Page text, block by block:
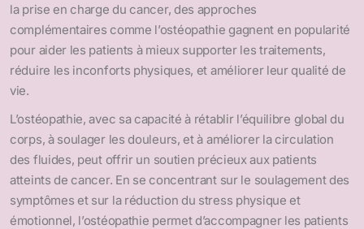
la prise en charge du cancer, des approches
complémentaires comme l’ostéopathie gagnent en popularité
pour aider les patients à mieux supporter les traitements,
réduire les inconforts physiques, et améliorer leur qualité de
vie.
L’ostéopathie, avec sa capacité à rétablir l’équilibre global du
corps, à soulager les douleurs, et à améliorer la circulation
des fluides, peut offrir un soutien précieux aux patients
atteints de cancer. En se concentrant sur le soulagement des
symptômes et sur la réduction du stress physique et
émotionnel, l’ostéopathie permet d’accompagner les patients